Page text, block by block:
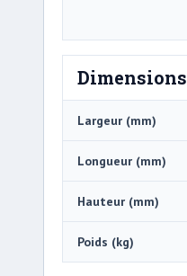
Dimensions
Largeur (mm)
Longueur (mm)
Hauteur (mm)
Poids (kg)